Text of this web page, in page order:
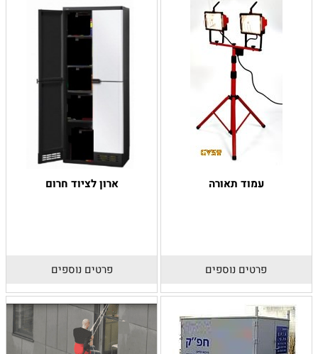
עמוד תאורה
פרטים נוספים
ארון לציוד חרום
פרטים נוספים